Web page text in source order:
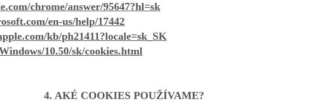
chrome/answer/95647?hl=sk
en-us/help/17442
kb/ph21411?locale=sk_SK
10.50/sk/cookies.html
4. AKÉ COOKIES POUŽÍVAME?